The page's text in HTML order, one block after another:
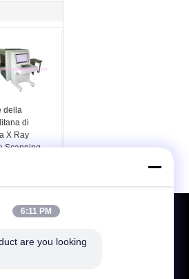
della
di
X Ray
Scanning
di
Invii
6:11 PM
are you looking